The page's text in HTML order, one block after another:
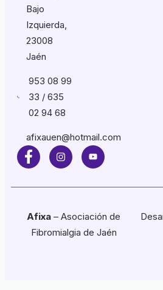
Bajo
Izquierda,
23008
Jaén
953 08 99
33 / 635
02 94 68
afixauen@hotmail.com
Afixa – Asociación de
Fibromialgia de Jaén